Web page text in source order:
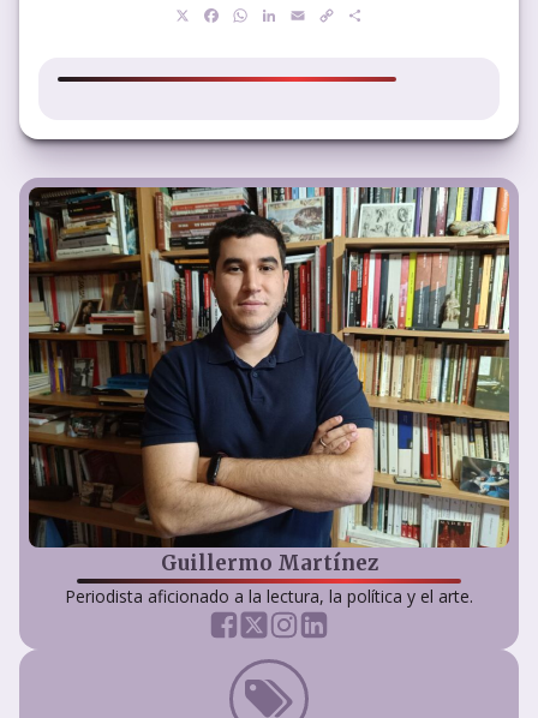
Facebook
WhatsApp
LinkedIn
EmailCopy
Guillermo Martínez
Periodista aficionado a la lectura, la política y el arte.